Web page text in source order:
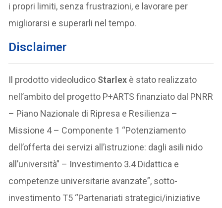
i propri limiti, senza frustrazioni, e lavorare per
migliorarsi e superarli nel tempo.
Disclaimer
Il prodotto videoludico Starlex è stato realizzato
nell’ambito del progetto P+ARTS finanziato dal PNRR
– Piano Nazionale di Ripresa e Resilienza –
Missione 4 – Componente 1 “Potenziamento
dell’offerta dei servizi all’istruzione: dagli asili nido
all’università” – Investimento 3.4 Didattica e
competenze universitarie avanzate”, sotto-
investimento T5 “Partenariati strategici/iniziative